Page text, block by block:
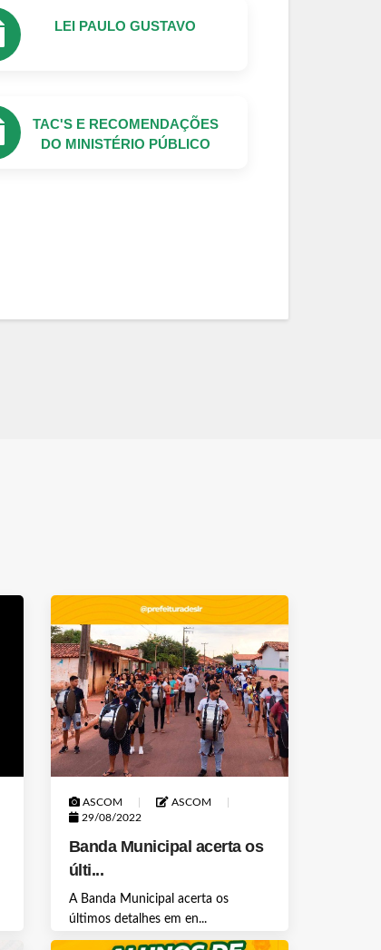
LEI PAULO GUSTAVO
TAC'S E RECOMENDAÇÕES
DO MINISTÉRIO PÚBLICO
ASCOM
ASCOM
29/08/2022
Banda Municipal acerta os
últi...
A Banda Municipal acerta os
últimos detalhes em en...